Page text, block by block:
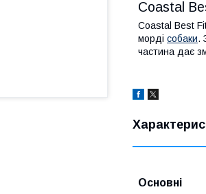
Coastal
Coastal Best Fit
морді собаки.
частина дає
Основні